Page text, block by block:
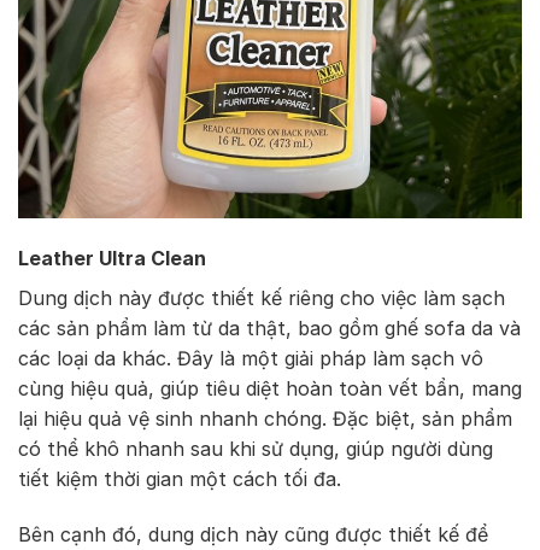
Leather Ultra Clean
Dung dịch này được thiết kế riêng cho việc làm sạch
các sản phẩm làm từ da thật, bao gồm ghế sofa da và
các loại da khác. Đây là một giải pháp làm sạch vô
cùng hiệu quả, giúp tiêu diệt hoàn toàn vết bẩn, mang
lại hiệu quả vệ sinh nhanh chóng. Đặc biệt, sản phẩm
có thể khô nhanh sau khi sử dụng, giúp người dùng
tiết kiệm thời gian một cách tối đa.
Bên cạnh đó, dung dịch này cũng được thiết kế để